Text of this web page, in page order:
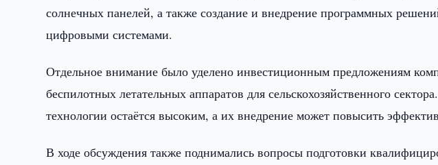
солнечных панелей, а также создание и внедрение программных
цифровыми системами.
Отдельное внимание было уделено инвестиционным предложениям
беспилотных летательных аппаратов для сельскохозяйственного
технологии остаётся высоким, а их внедрение может повысить
В ходе обсуждения также поднимались вопросы подготовки